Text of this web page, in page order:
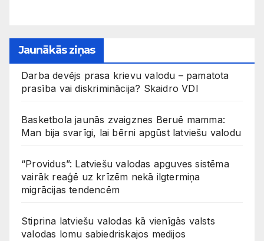
Jaunākās ziņas
Darba devējs prasa krievu valodu – pamatota
prasība vai diskriminācija? Skaidro VDI
Basketbola jaunās zvaigznes Beruē mamma:
Man bija svarīgi, lai bērni apgūst latviešu valodu
“Providus”: Latviešu valodas apguves sistēma
vairāk reaģē uz krīzēm nekā ilgtermiņa
migrācijas tendencēm
Stiprina latviešu valodas kā vienīgās valsts
valodas lomu sabiedriskajos medijos